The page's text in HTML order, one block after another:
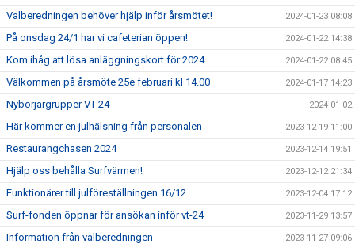
Valberedningen behöver hjälp inför årsmötet! 2024-01-23 08:08
På onsdag 24/1 har vi cafeterian öppen! 2024-01-22 14:38
Kom ihåg att lösa anläggningskort för 2024 2024-01-22 08:45
Välkommen på årsmöte 25e februari kl 14.00 2024-01-17 14:23
Nybörjargrupper VT-24 2024-01-02
Här kommer en julhälsning från personalen 2023-12-19 11:00
Restaurangchasen 2024 2023-12-14 19:51
Hjälp oss behålla Surfvärmen! 2023-12-12 21:34
Funktionärer till julföreställningen 16/12 2023-12-04 17:12
Surf-fonden öppnar för ansökan inför vt-24 2023-11-29 13:57
Information från valberedningen 2023-11-27 09:06